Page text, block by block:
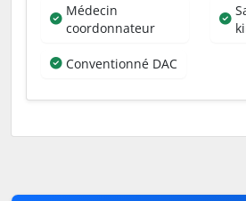
Médecin
coordonnateur
Conventionné DAC